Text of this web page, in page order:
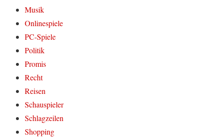
Musik
Onlinespiele
PC-Spiele
Politik
Promis
Recht
Reisen
Schauspieler
Schlagzeilen
Shopping